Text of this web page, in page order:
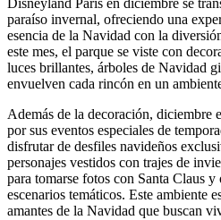
Disneyland Paris en diciembre se
paraíso invernal, ofreciendo una
esencia de la Navidad con la
este mes, el parque se viste con
luces brillantes, árboles de Navidad
envuelven cada rincón en un
Además de la decoración, diciembre
por sus eventos especiales de
disfrutar de desfiles navideños
personajes vestidos con trajes de
para tomarse fotos con Santa Claus y
escenarios temáticos. Este ambiente
amantes de la Navidad que buscan